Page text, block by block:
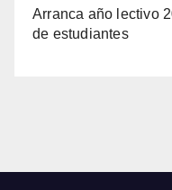
Arranca año lectivo
de estudiantes